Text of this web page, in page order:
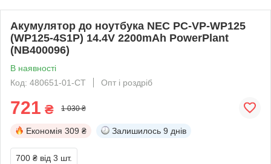
Акумулятор до ноутбука NEC PC-VP-WP125
(WP125-4S1P) 14.4V 2200mAh PowerPlant
(NB400096)
В наявності
Код: 480651-01-СТ
Опт і роздріб
721 ₴ 1 030 ₴
Економія 309 ₴ Залишилось 9 днів
700 ₴ від 3 шт.